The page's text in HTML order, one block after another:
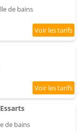
de bains
de bains